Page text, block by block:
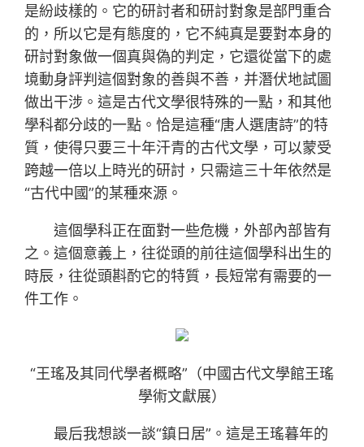
是紛歧樣的。它的研討者和研討對象是部門重合
的，所以它是有態度的，它不純真是要對本身的
研討對象做一個真與偽的判定，它還從當下的處
境動身評判這個對象的善與不善，并潛伏地試圖
做出干涉。這是古代文學很特殊的一點，和其他
學科都分歧的一點。恰是這種“唐人選唐詩”的特
質，使得只要三十年汗青的古代文學，可以蒙受
跨越一倍以上時光的研討，只需這三十年依然是
“古代中國”的某種來源。
這個學科正在面對一些危機，外部內部皆有
之。這個意義上，往從頭的前往這個學科出生的
時辰，往從頭斟酌它的特質，長短常有需要的一
件工作。
“王瑤及其同代學者概略”（中國古代文學館王瑤
學術文獻展）
最后我想談一談“鎮日居”。這是王瑤暮年的